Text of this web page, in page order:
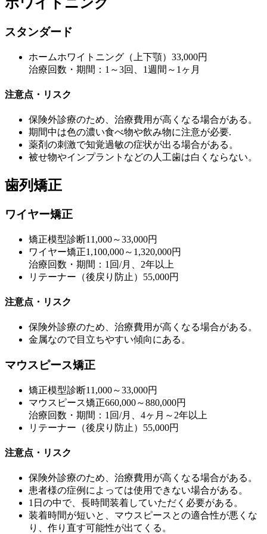
スタンダード
ホームホワイトニング（上下顎） 33,000円
治療回数・期間：1～3回、1週間～1ヶ月
注意点・リスク
保険外診療のため、治療費用が高くなる場合がある。
期間中は色の濃い食べ物や飲み物に注意が必要.
薬剤の刺激で知覚過敏の症状が出る場合がある。
被せ物やインプラントなどの人工歯は白くならない。
歯列矯正
ワイヤー矯正
矯正模型診断11,000～33,000円
ワイヤー矯正1,100,000～1,320,000円
治療回数・期間：1回/月、2年以上
リテーナー（後戻り防止） 55,000円
注意点・リスク
保険外診療のため、治療費用が高くなる場合がある。
金属なので目立ちやすい傾向にある。
マウスピース矯正
矯正模型診断11,000～33,000円
マウスピース矯正660,000～880,000円
治療回数・期間：1回/月、4ヶ月～2年以上
リテーナー（後戻り防止） 55,000円
注意点・リスク
保険外診療のため、治療費用が高くなる場合がある。
患者様の症例によっては使用できない場合がある。
1日の中で、長時間装着していただく必要がある。
装着時間が短いと、マウスピースとの適合性が悪くな
り、作り直す可能性が出てくる。